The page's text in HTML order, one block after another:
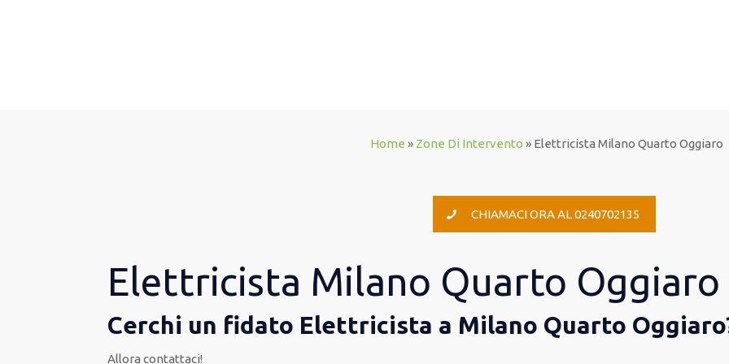
Home » Zone Di Intervento » Elettricista Milano Quarto Oggiaro
CHIAMACI ORA AL 0240702135
Elettricista Milano Quarto Oggiaro
Cerchi un fidato Elettricista a Milano Quarto
Allora contattaci!